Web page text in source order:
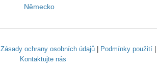
Německo
Zásady ochrany osobních údajů| Podmínky použití|
Kontaktujte nás